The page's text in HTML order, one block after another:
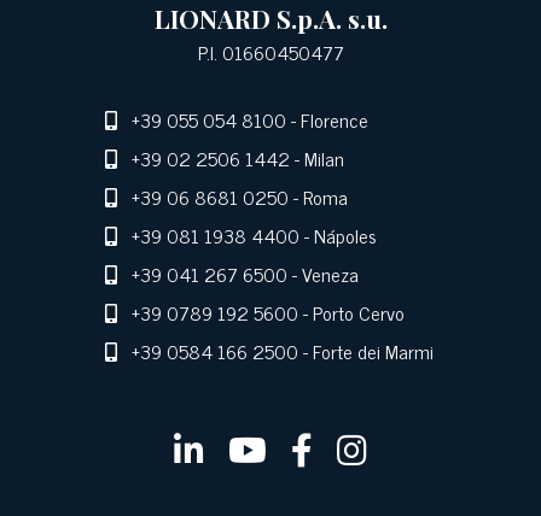
LIONARD S.p.A. s.u.
P.I. 01660450477
+39 055 054 8100- Florence
+39 02 2506 1442- Milan
+39 06 8681 0250- Roma
+39 081 1938 4400- Nápoles
+39 041 267 6500- Veneza
+39 0789 192 5600- Porto Cervo
+39 0584 166 2500- Forte dei Marmi